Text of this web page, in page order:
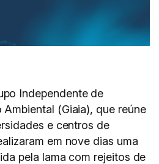
Independente de
(Giaia), que reúne
e centros de
em nove dias uma
pela lama com rejeitos de